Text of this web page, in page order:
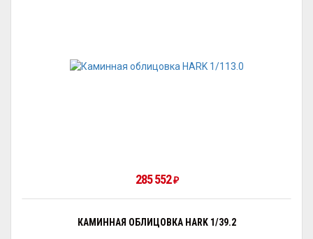
285 552 ₽
КАМИННАЯ ОБЛИЦОВКА HARK 1/39.2